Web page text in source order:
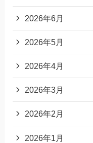
2026年6月
2026年5月
2026年4月
2026年3月
2026年2月
2026年1月